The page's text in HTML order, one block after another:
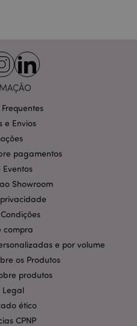
e Envios
pagamentos
Eventos
Showroom
compra
e por volume
os Produtos
produtos
Legal
ético
CPNP
O sítio web não
sem os cookies
Adobe Inc.
de Privacidade da